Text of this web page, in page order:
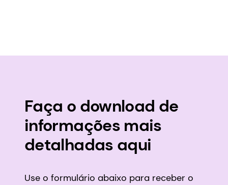
Faça o download de
informações mais
detalhadas aqui
Use o formulário abaixo para receber o